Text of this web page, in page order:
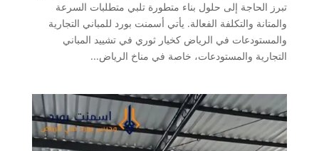
تبرز الحاجة إلى حلول بناء متطورة تلبي متطلبات السرعة
والمتانة والتكلفة الفعالة. يأتي أسمنت بورد للمباني التجارية
والمستودعات في الرياض كخيار ثوري في تشييد المباني
التجارية والمستودعات، خاصة في مناخ الرياض...